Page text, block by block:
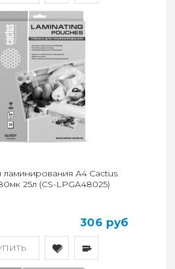
ламинирования А4 Cactus
25л (CS-LPGA48025)
306 руб